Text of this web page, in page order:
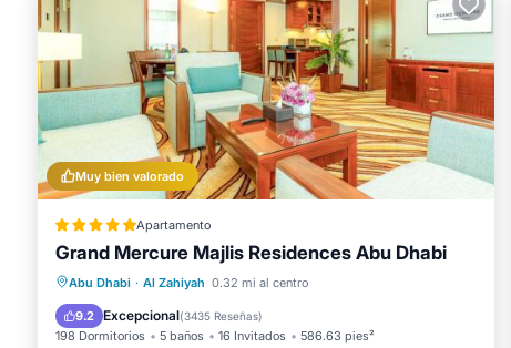
Muy bien valorado
Apartamento
Grand Mercure Majlis Residences Abu Dhabi
Abu Dhabi · Al Zahiyah 0.32 mi al centro
9.2 Excepcional(3435 Reseñas)
198 Dormitorios 5 baños 16 Invitados 586.63 pies²
Piscina privada
Frente al mar
Bañera de hidromasaje